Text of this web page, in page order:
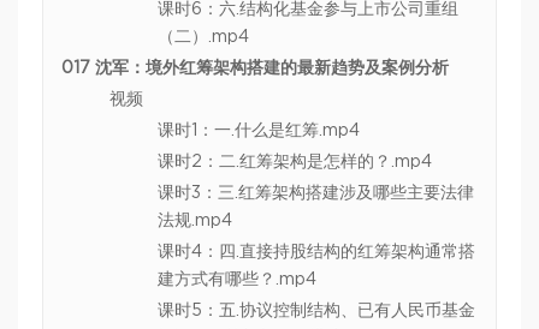
课时6：六.结构化基金参与上市公司重组
（二）.mp4
017 沈军：境外红筹架构搭建的最新趋势及案例分析
视频
课时1：一.什么是红筹.mp4
课时2：二.红筹架构是怎样的？.mp4
课时3：三.红筹架构搭建涉及哪些主要法律
法规.mp4
课时4：四.直接持股结构的红筹架构通常搭
建方式有哪些？.mp4
课时5：五.协议控制结构、已有人民币基金